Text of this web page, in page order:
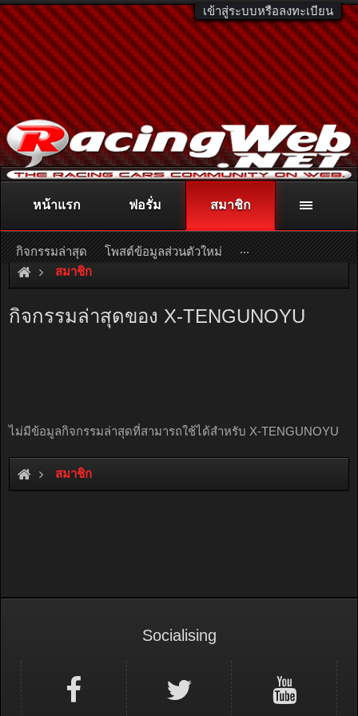
เข้าสู่ระบบหรือลงทะเบียน
ติดต่อลงโฆษณา racingweb@gmail.comหรือโทร. 081-811-1138
หรืออ่านรายละเอียดเพิ่มเติม คลิกที่นี่
สมาชิก
กิจกรรมล่าสุดของ X-TENGUNOYU
ไม่มีข้อมูลกิจกรรมล่าสุดที่สามารถใช้ได้สำหรับ X-TENGUNOYU
สมาชิก
หน้าแรก ฟอรั่ม สมาชิก
กิจกรรมล่าสุด โพสต์ข้อมูลส่วนตัวใหม่ ...
Socialising